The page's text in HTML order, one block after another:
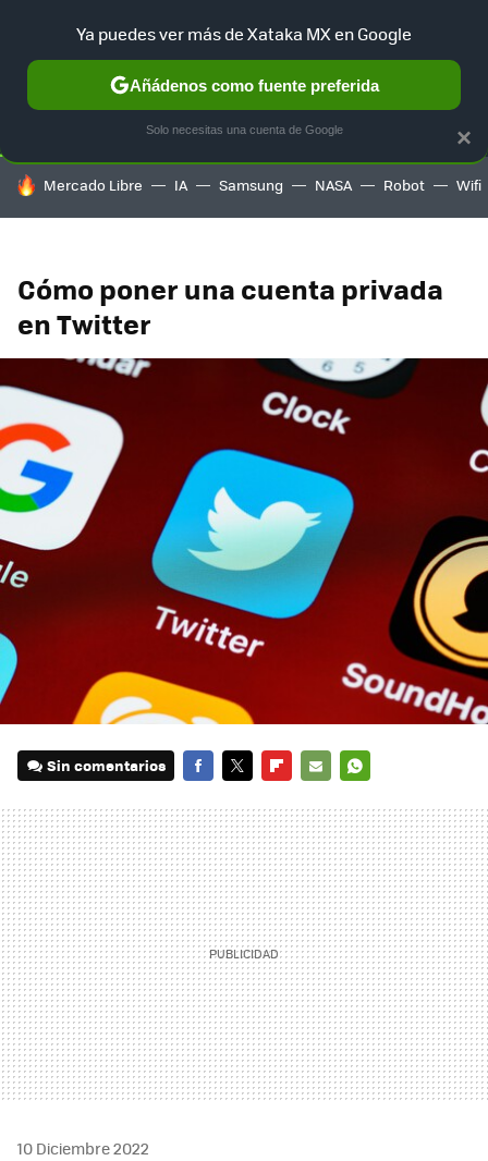
SELECCIÓN GAMING HOME AUTO TERRITORIO
HOY SE HABLA DE
Mercado Libre IA Samsung NASA Robot Wifi
Cómo poner una cuenta privada
en Twitter
Sin comentarios
MAIL
10 Diciembre 2022
×
Ya puedes ver más de Xataka MX en Google
Añádenos como fuente preferida
Solo necesitas una cuenta de Google